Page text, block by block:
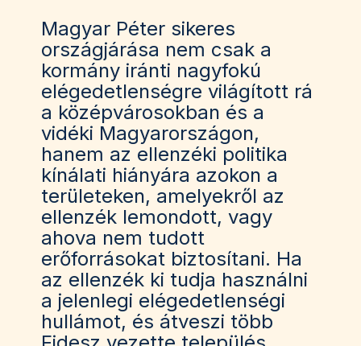
Magyar Péter sikeres
országjárása nem csak a
kormány iránti nagyfokú
elégedetlenségre világított rá
a középvárosokban és a
vidéki Magyarországon,
hanem az ellenzéki politika
kínálati hiányára azokon a
területeken, amelyekről az
ellenzék lemondott, vagy
ahova nem tudott
erőforrásokat biztosítani. Ha
az ellenzék ki tudja használni
a jelenlegi elégedetlenségi
hullámot, és átveszi több